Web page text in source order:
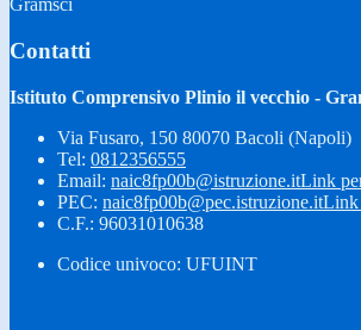
Gramsci
Contatti
Istituto Comprensivo Plinio il vecchio -
Via Fusaro, 150 80070 Bacoli (Napoli)
Tel: 0812356555
Email: naic8fp00b@istruzione.itLink
PEC: naic8fp00b@pec.istruzione.itLink
C.F.: 96031010638
Codice univoco: UFUINT